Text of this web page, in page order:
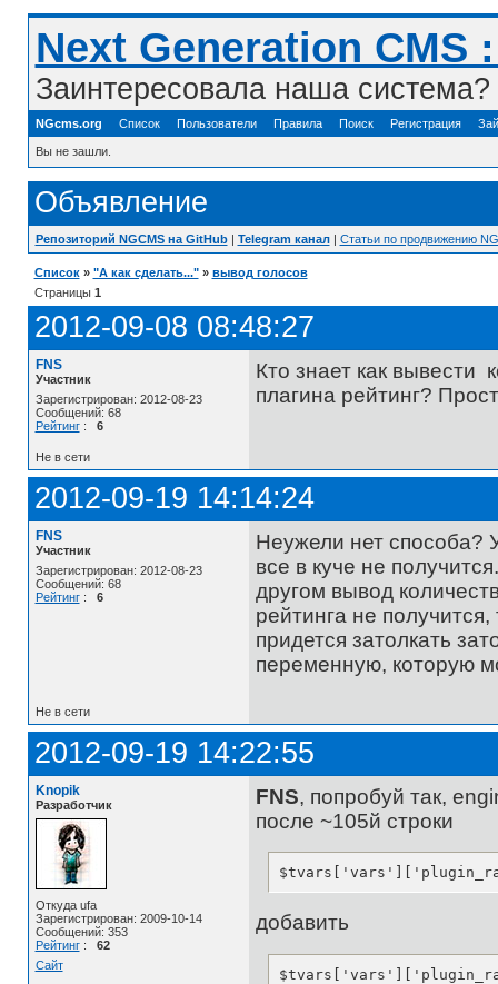
Next Generation
Заинтересовала наша
NGcms.org Список Пользователи Правила Поиск Регистрация
Вы не зашли.
Объявление
Репозиторий NGCMS на GitHub| Telegram канал| Статьи по продвижению
Список » "А как сделать..." » вывод голосов
Страницы 1
2012-09-08 08:48:27
FNS
Участник
Зарегистрирован: 2012-08-23
Сообщений: 68
Рейтинг: 6
Кто знает как вывести
плагина рейтинг?
Не в сети
2012-09-19 14:14:24
FNS
Участник
Зарегистрирован: 2012-08-23
Сообщений: 68
Рейтинг: 6
Неужели нет способа?
все в куче не
другом вывод
рейтинга не получится,
придется затолкать
переменную, которую
Не в сети
2012-09-19 14:22:55
Knopik
Разработчик
Откуда ufa
Зарегистрирован: 2009-10-14
Сообщений: 353
Рейтинг: 62
Сайт
FNS, попробуй так,
после ~105й строки
добавить